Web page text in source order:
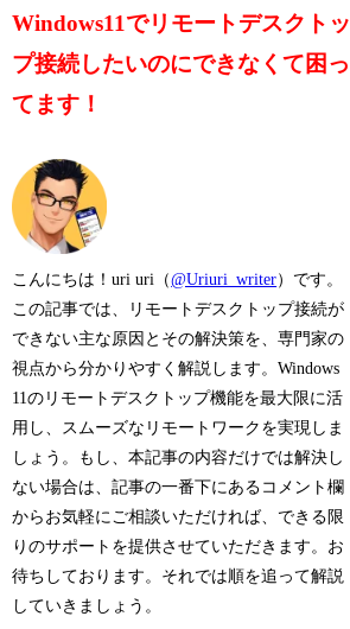
Windows11でリモートデスクトッ
プ接続したいのにできなくて困っ
てます！
こんにちは！uri uri（@Uriuri_writer）です。
この記事では、リモートデスクトップ接続が
できない主な原因とその解決策を、専門家の
視点から分かりやすく解説します。Windows
11のリモートデスクトップ機能を最大限に活
用し、スムーズなリモートワークを実現しま
しょう。もし、本記事の内容だけでは解決し
ない場合は、記事の一番下にあるコメント欄
からお気軽にご相談いただければ、できる限
りのサポートを提供させていただきます。お
待ちしております。それでは順を追って解説
していきましょう。